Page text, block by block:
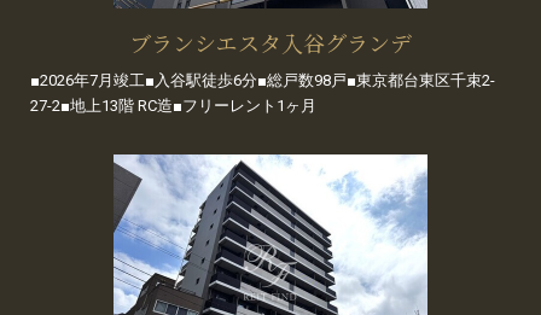
ブランシエスタ入谷グランデ
■2026年7月竣工■入谷駅徒歩6分■総戸数98戸■東京都台東区千束2-
27-2■地上13階 RC造■フリーレント1ヶ月